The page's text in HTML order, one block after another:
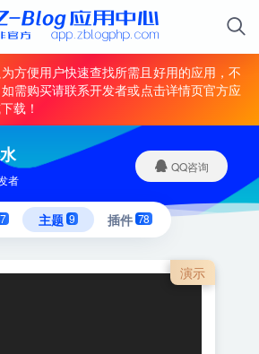
方便用户快速查找所需且好用的应用，不
需购买请联系开发者或点击详情页官方应
载！
者
QQ咨询
主题 9 插件 78
演示